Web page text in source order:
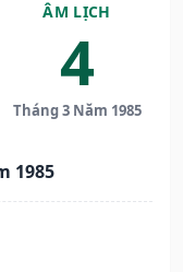
ÂM LỊCH
4
Tháng 3 Năm 1985
1985